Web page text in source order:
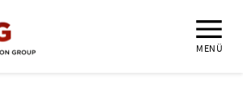
MENÜ